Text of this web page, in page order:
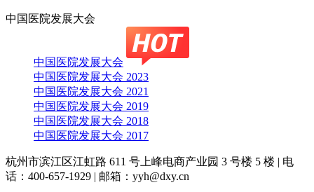
中国医院发展大会
中国医院发展大会
中国医院发展大会 2023
中国医院发展大会 2021
中国医院发展大会 2019
中国医院发展大会 2018
中国医院发展大会 2017
杭州市滨江区江虹路 611 号上峰电商产业园 3 号楼 5 楼 | 电
话：400-657-1929 | 邮箱：yyh@dxy.cn